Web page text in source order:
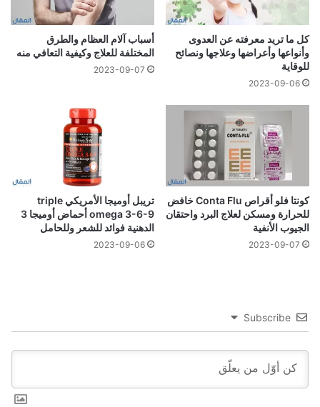
كل ما تريد معرفته عن العدوى
وأنواعها وأعراضها وعلاجها ونصائح
للوقاية
2023-09-06
أسباب آلام العظام والطرق
المختلفة للعلاج وكيفية التعافي منه
2023-09-07
كونتا فلو أقراص Conta Flu خافض
للحرارة ومسكن لعلاج البرد واحتقان
الجيوب الأنفية
2023-09-07
تريبل أوميجا الأمريكي triple
omega 3-6-9 أحماض أوميجا 3
الدهنية فوائد للشعر وللحامل
2023-09-06
Subscribe